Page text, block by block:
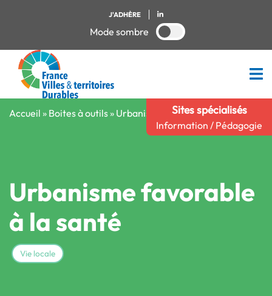
J'ADHÈRE
Mode sombre
Sites spécialisés
Information / Pédagogie
Accueil » Boites à outils » Urbanisme favorable à la santé
Urbanisme favorable
à la santé
Vie locale